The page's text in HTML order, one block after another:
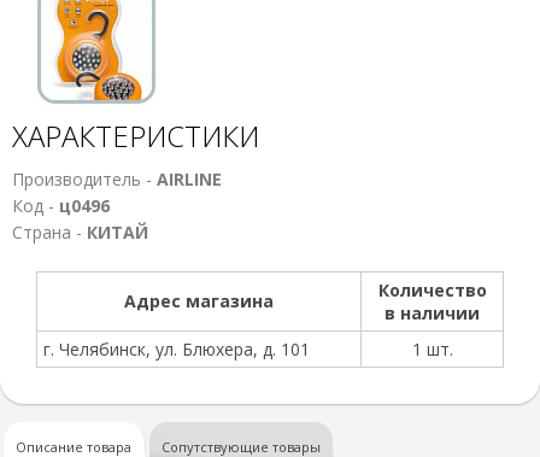
ХАРАКТЕРИСТИКИ
Производитель - AIRLINE
Код - ц0496
Страна - КИТАЙ
Адрес магазина
Количество
в наличии
г. Челябинск, ул. Блюхера, д. 101
1 шт.
Описание товара Сопутствующие товары